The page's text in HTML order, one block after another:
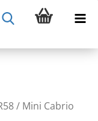
/ Mini Cabrio